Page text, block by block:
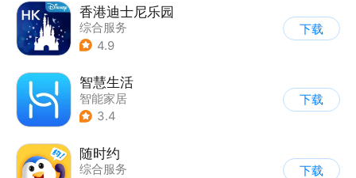
香港迪士尼乐园
综合服务
4.9
下载
智慧生活
智能家居
3.4
下载
随时约
综合服务
下载